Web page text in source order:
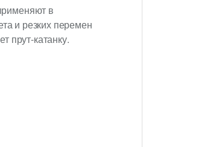
в
и резких перемен
прут-катанку.